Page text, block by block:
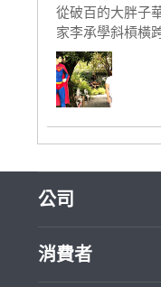
從破百的大胖子
家李承學斜槓橫
公司
關於我們
消費者